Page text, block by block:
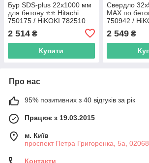
Бур SDS-plus 22х1000 мм
для бетону ⭐️⭐️ Hitachi
750175 / HiKOKI 782510
2 514 ₴
Купити
Свердло
MAX по
750942 /
2 549₴
Про нас
95% позитивних з 40 відгуків за рік
Працює з 19.03.2015
м. Київ
проспект Петра Григоренка, 5а,
Контакти